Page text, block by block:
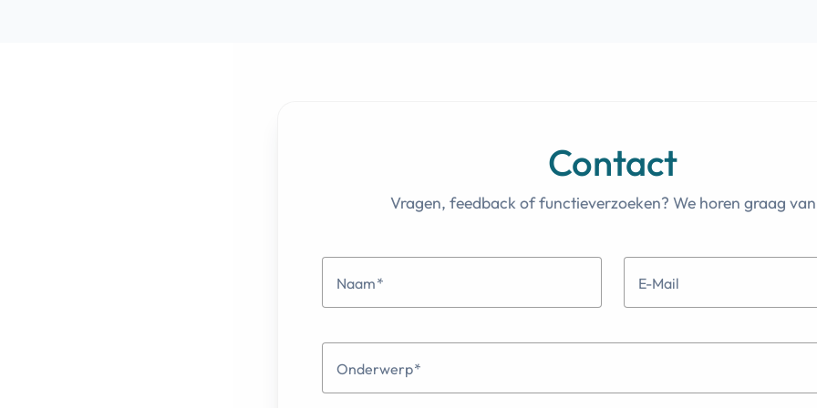
Contact
Vragen, feedback of functieverzoeken? We horen graag
Naam E-Mail
Onderwerp